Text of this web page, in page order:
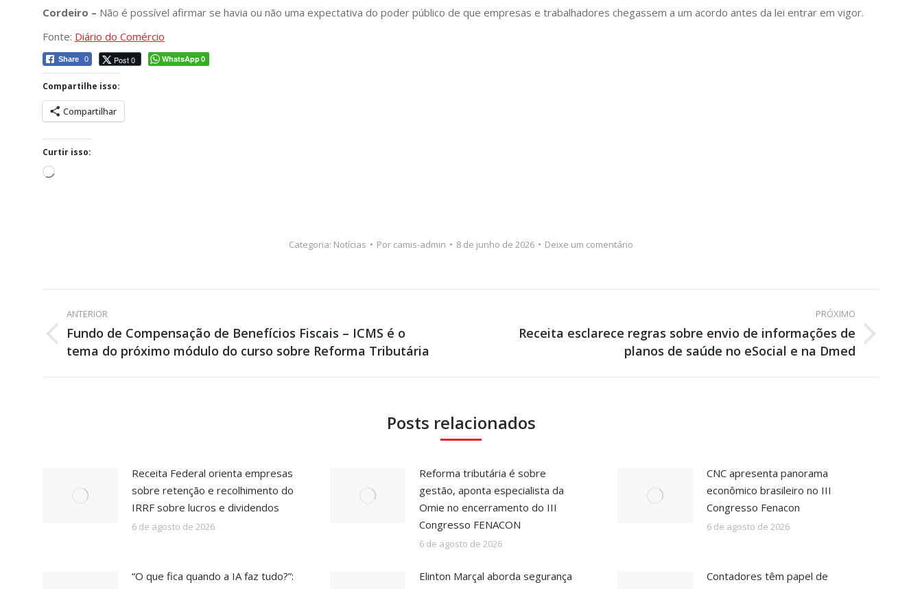
Cordeiro – Não é possível afirmar se havia ou não uma expectativa do poder público de que empresas e trabalhadores chegassem a um acordo antes da lei entrar em vigor.
Fonte: Diário do Comércio
Share 0 Post 0 WhatsApp0
Compartilhe isso:
Compartilhar
Curtir isso:
Carregando...
Categoria: Notícias Por camis-admin 8 de junho de 2026 Deixe um comentário
Navegação
de
post:
ANTERIOR
Post
anterior:
Fundo de Compensação de Benefícios Fiscais – ICMS é o
tema do próximo módulo do curso sobre Reforma Tributária
PRÓXIMO
PróximoReceita esclarece regras sobre envio de informações de
planos de saúde no eSocial e na Dmed
Posts relacionados
Receita Federal orienta empresas
sobre retenção e recolhimento do
IRRF sobre lucros e dividendos
6 de agosto de 2026
Reforma tributária é sobre
gestão, aponta especialista da
Omie no encerramento do III
Congresso FENACON
6 de agosto de 2026
CNC apresenta panorama
econômico brasileiro no III
Congresso Fenacon
6 de agosto de 2026
“O que fica quando a IA faz tudo?”:
Elinton Marçal aborda segurança
Contadores têm papel de